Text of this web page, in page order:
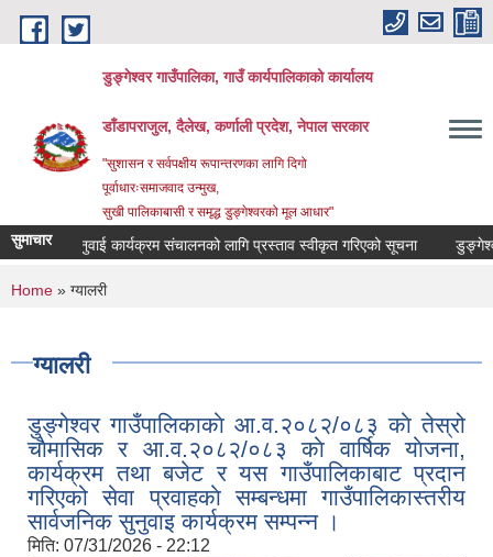
Skip to main content
डुङ्गेश्वर गाउँपालिका, गाउँ कार्यपालिकाको कार्यालय
डाँडापराजुल, दैलेख, कर्णाली प्रदेश, नेपाल सरकार
"सुशासन र सर्वपक्षीय रूपान्तरणका लागि दिगो
पूर्वाधारःसमाजवाद उन्मुख,
सुखी पालिकाबासी र समृद्ध डुङ्गेश्वरको मूल आधार"
सुमाचारसुनुवाई कार्यक्रम संचालनको लागि प्रस्ताव स्वीकृत गरिएको सूचना
You are here
Home » ग्यालरी
ग्यालरी
डुङ्गेश्वर गाउँपालिकाकाे आ.व.२०८२/०८३ काे तेस्रो
चाैमासिक र आ.व.२०८२/०८३ काे वार्षिक याेजना,
कार्यक्रम तथा बजेट र यस गाउँपालिकाबाट प्रदान
गरिएको सेवा प्रवाहकाे सम्बन्धमा गाउँपालिकास्तरीय
सार्वजनिक सुनुवाइ कार्यक्रम सम्पन्न ।
मिति: 07/31/2026 - 22:12